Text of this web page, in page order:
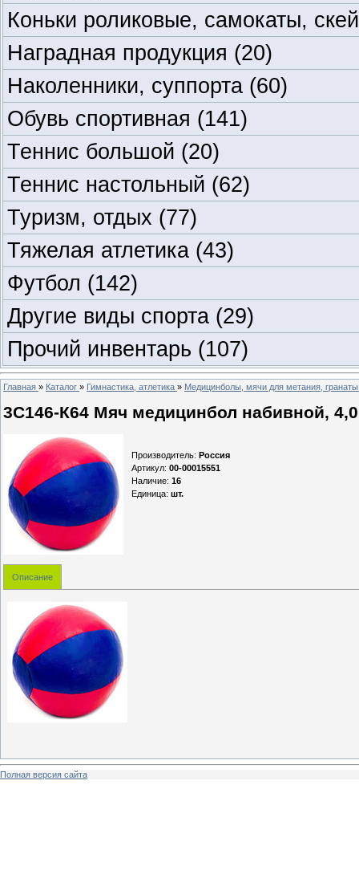
Коньки роликовые, самокаты,
Наградная продукция (20)
Наколенники, суппорта (60)
Обувь спортивная (141)
Теннис большой (20)
Теннис настольный (62)
Туризм, отдых (77)
Тяжелая атлетика (43)
Футбол (142)
Другие виды спорта (29)
Прочий инвентарь (107)
Главная » Каталог » Гимнастика, атлетика » Медицинболы, мячи для метания, гранаты
3С146-К64 Мяч медицинбол набивной,
Производитель: Россия
Артикул: 00-00015551
Наличие: 16
Единица: шт.
Описание
Полная версия сайта